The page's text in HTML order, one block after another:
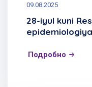
09.08.2025
28-iyul kuni
Подробно